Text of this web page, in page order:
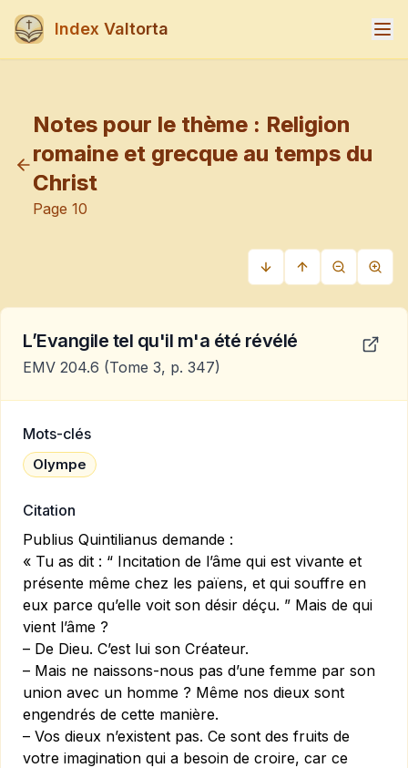
Index Valtorta
Notes pour le thème : Religion
romaine et grecque au temps du
Christ
Page 10
L’Evangile tel qu'il m'a été révélé
EMV 204.6 (Tome 3, p. 347)
Mots-clés
Olympe
Citation
Publius Quintilianus demande :
« Tu as dit : “ Incitation de l’âme qui est vivante et
présente même chez les païens, et qui souffre en
eux parce qu’elle voit son désir déçu. ” Mais de qui
vient l’âme ?
– De Dieu. C’est lui son Créateur.
– Mais ne naissons-nous pas d’une femme par son
union avec un homme ? Même nos dieux sont
engendrés de cette manière.
– Vos dieux n’existent pas. Ce sont des fruits de
votre imagination qui a besoin de croire, car ce